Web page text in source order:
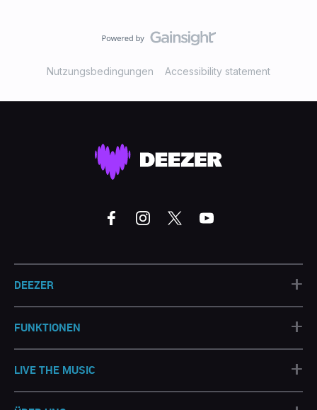
Nutzungsbedingungen Accessibility statement
DEEZER +
FUNKTIONEN +
LIVE THE MUSIC +